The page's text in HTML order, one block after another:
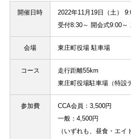
開催日時
2022年11月19日（土）
受付8:30～ 開会式9:00～
会場 東庄町役場 駐車場
コース
走行距離55km
東庄町役場駐車場（特設
参加費
CCA会員：3,500円
一般：4,500円
（いずれも、昼食・エイ